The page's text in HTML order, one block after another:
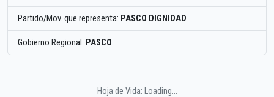
Partido/Mov. que representa: PASCO DIGNIDAD
Gobierno Regional: PASCO
Hoja de Vida: Loading...